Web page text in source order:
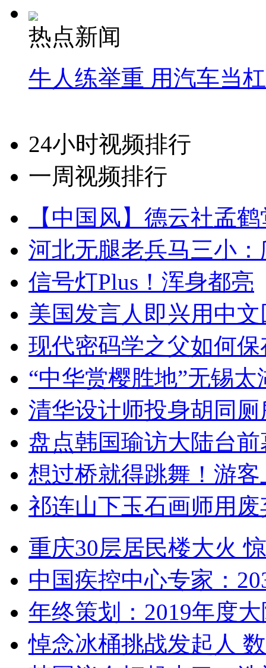
热点新闻
牛人练举重 用汽车当
24小时视频排行
一周视频排行
【中国风】德云社孟
河北无腿老兵马三小
信号灯Plus！浑身都亮
美国发言人即兴用中
现代密码学之父如何
“中华赏樱胜地”无锡
清华设计师投身胡同
盘点韩国瑜访大陆台
想过桥就得跳舞！游客
祁连山下玉石画师用
重庆30层居民楼大火
中国疾控中心专家：
年终策划：2019年度
悼念冰桶挑战发起人